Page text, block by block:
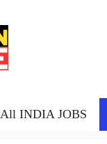
All INDIA JOBS